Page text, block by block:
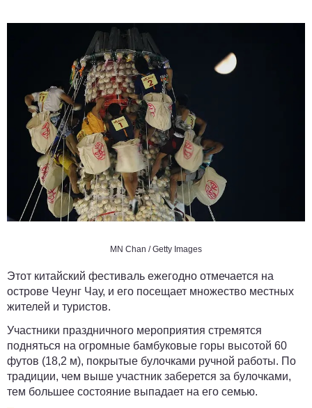
MN Chan / Getty Images
Этот китайский фестиваль ежегодно отмечается на
острове Чеунг Чау, и его посещает множество местных
жителей и туристов.
Участники праздничного мероприятия стремятся
подняться на огромные бамбуковые горы высотой 60
футов (18,2 м), покрытые булочками ручной работы. По
традиции, чем выше участник заберется за булочками,
тем большее состояние выпадает на его семью.